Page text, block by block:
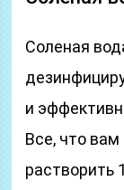
Соленая
и
Все, что
растворить